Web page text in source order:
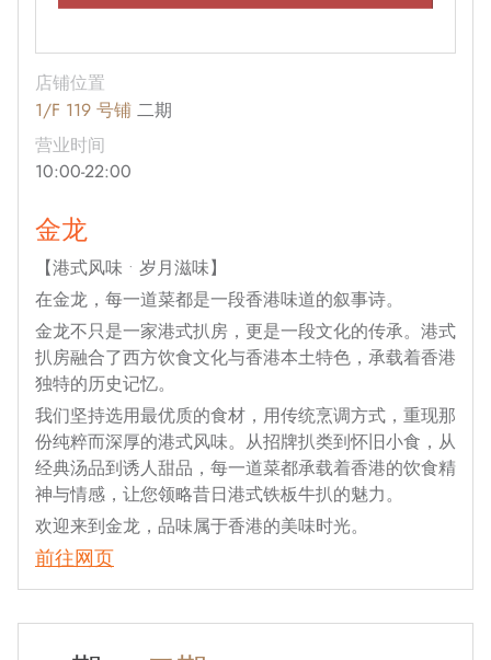
店铺位置
1/F 119 号铺 二期
营业时间
10:00-22:00
金龙
【港式风味 • 岁月滋味】
在金龙，每一道菜都是一段香港味道的叙事诗。
金龙不只是一家港式扒房，更是一段文化的传承。港式
扒房融合了西方饮食文化与香港本土特色，承载着香港
独特的历史记忆。
我们坚持选用最优质的食材，用传统烹调方式，重现那
份纯粹而深厚的港式风味。从招牌扒类到怀旧小食，从
经典汤品到诱人甜品，每一道菜都承载着香港的饮食精
神与情感，让您领略昔日港式铁板牛扒的魅力。
欢迎来到金龙，品味属于香港的美味时光。
前往网页